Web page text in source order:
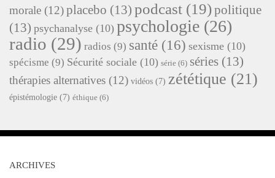
morale (12)placebo (13) podcast (19)politique
(13) psychanalyse (10) psychologie (26)
radio (29) radios (9) santé (16) sexisme (10)
spécisme (9) Sécurité sociale (10) série (6) séries (13)
thérapies alternatives (12) vidéos (7) zététique (21)
épistémologie (7) éthique (6)
ARCHIVES